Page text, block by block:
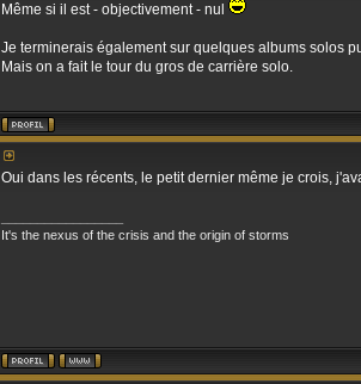
Même si il est - objectivement - nul
Je terminerais également sur quelques albums solos
Mais on a fait le tour du gros de carrière solo.
Oui dans les récents, le petit dernier même je crois,
It's the nexus of the crisis and the origin of storms